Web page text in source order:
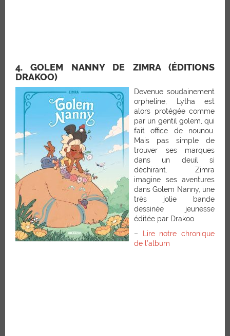
4. GOLEM NANNY DE ZIMRA (ÉDITIONS
DRAKOO)
Devenue soudainement
orpheline, Lytha est
alors protégée comme
par un gentil golem, qui
fait office de nounou.
Mais pas simple de
trouver ses marques
dans un deuil si
déchirant. Zimra
imagine ses aventures
dans Golem Nanny, une
très jolie bande
dessinée jeunesse
éditée par Drakoo.
–
Lire notre chronique
de l’album